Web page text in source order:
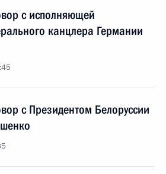
с исполняющей
канцлера Германии
с Президентом Белоруссии